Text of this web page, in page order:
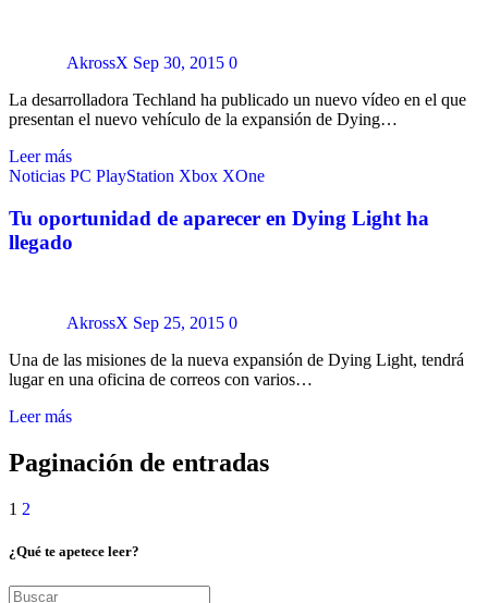
AkrossX Sep 30, 2015 0
La desarrolladora Techland ha publicado un nuevo vídeo en el que
presentan el nuevo vehículo de la expansión de Dying…
Leer más
Noticias PC PlayStation Xbox XOne
Tu oportunidad de aparecer en Dying Light ha
llegado
AkrossX Sep 25, 2015 0
Una de las misiones de la nueva expansión de Dying Light, tendrá
lugar en una oficina de correos con varios…
Leer más
Paginación de entradas
1 2
¿Qué te apetece leer?